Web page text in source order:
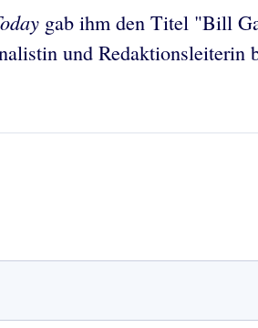
gab ihm den Titel "Bill
und Redaktionsleiterin